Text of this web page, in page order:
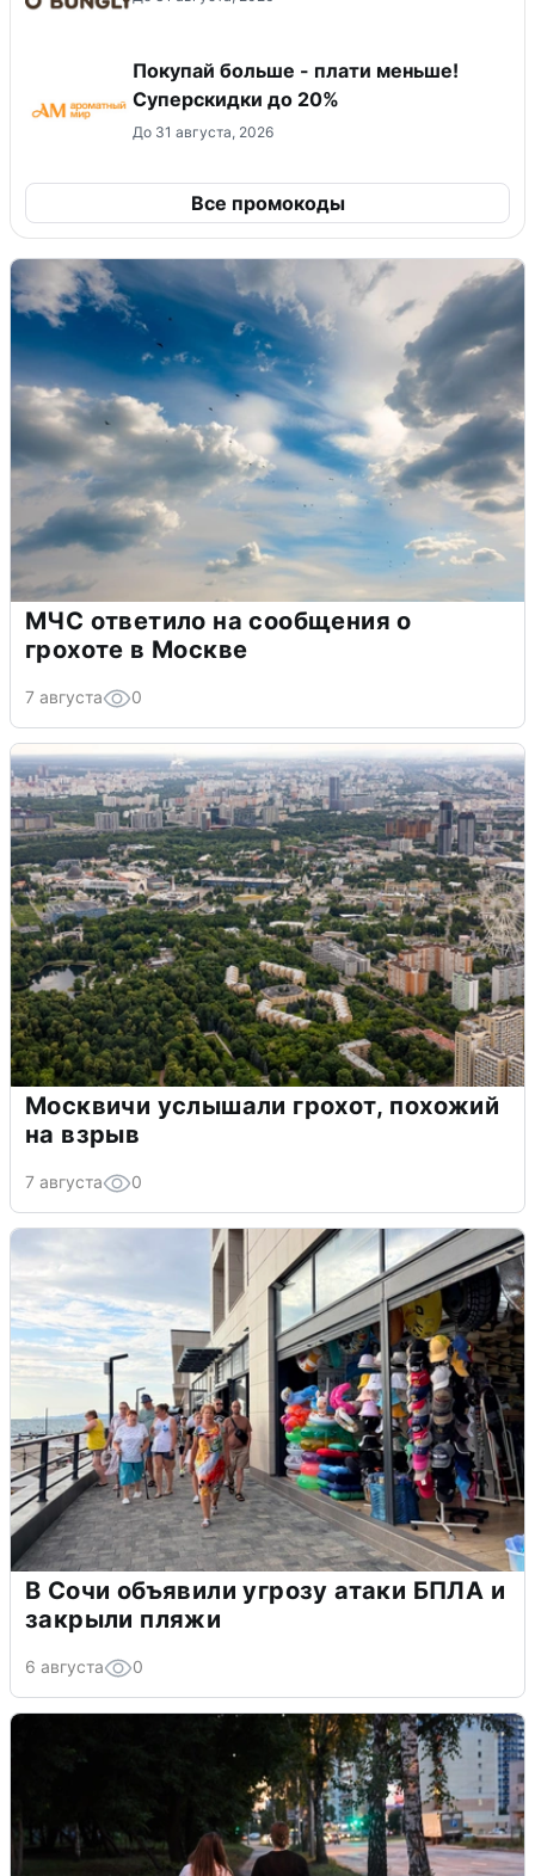
Покупай больше - плати меньше!
Суперскидки до 20%
До 31 августа, 2026
Все промокоды
МЧС ответило на сообщения о
грохоте в Москве
7 августа 0
Москвичи услышали грохот, похожий
на взрыв
7 августа 0
В Сочи объявили угрозу атаки БПЛА и
закрыли пляжи
6 августа 0